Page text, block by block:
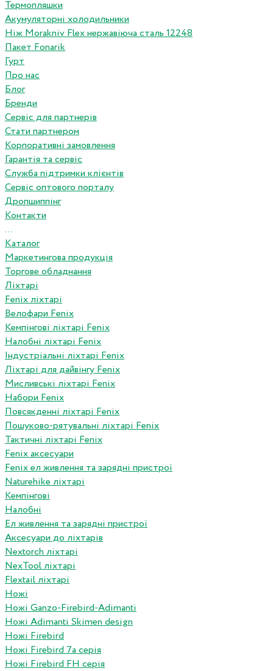
Термопляшки
Акумуляторні холодильники
Ніж Morakniv Flex нержавіюча сталь 12248
Пакет Fonarik
Гурт
Про нас
Блог
Бренди
Сервіс для партнерів
Стати партнером
Корпоративні замовлення
Гарантія та сервіс
Служба підтримки клієнтів
Сервіс оптового порталу
Дропшиппінг
Контакти
...
Каталог
Маркетингова продукція
Торгове обладнання
Ліхтарі
Fenix ліхтарі
Велофари Fenix
Кемпінгові ліхтарі Fenix
Налобні ліхтарі Fenix
Індустріальні ліхтарі Fenix
Ліхтарі для дайвінгу Fenix
Мисливські ліхтарі Fenix
Набори Fenix
Повсякденні ліхтарі Fenix
Пошуково-рятувальні ліхтарі Fenix
Тактичні ліхтарі Fenix
Fenix аксесуари
Fenix ел живлення та зарядні пристрої
Naturehike ліхтарі
Кемпінгові
Налобні
Ел живлення та зарядні пристрої
Аксесуари до ліхтарів
Nextorch ліхтарі
NexTool ліхтарі
Flextail ліхтарі
Ножі
Ножі Ganzo-Firebird-Adimanti
Ножі Adimanti Skimen design
Ножі Firebird
Ножі Firebird 7а серія
Ножі Firebird FH серія